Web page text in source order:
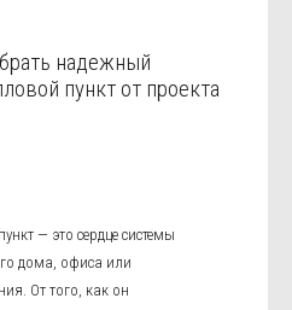
надежный
пункт от проекта
— это сердце системы
дома, офиса или
От того, как он